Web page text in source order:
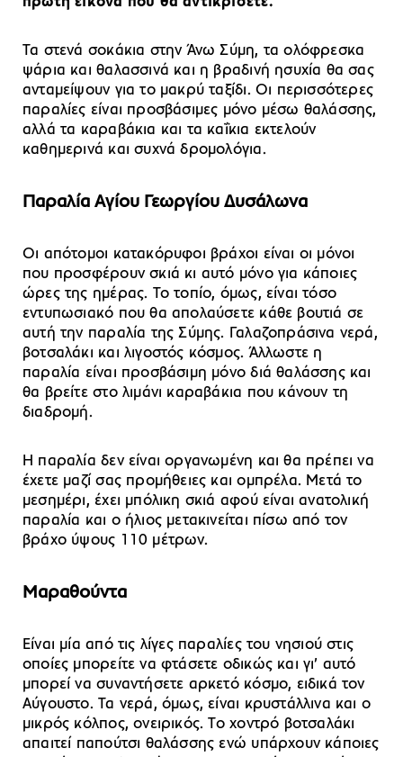
Τα στενά σοκάκια στην Άνω Σύμη, τα ολόφρεσκα
ψάρια και θαλασσινά και η βραδινή ησυχία θα σας
ανταμείψουν για το μακρύ ταξίδι. Οι περισσότερες
παραλίες είναι προσβάσιμες μόνο μέσω θαλάσσης,
αλλά τα καραβάκια και τα καΐκια εκτελούν
καθημερινά και συχνά δρομολόγια.
Παραλία Αγίου Γεωργίου Δυσάλωνα
Οι απότομοι κατακόρυφοι βράχοι είναι οι μόνοι
που προσφέρουν σκιά κι αυτό μόνο για κάποιες
ώρες της ημέρας. Το τοπίο, όμως, είναι τόσο
εντυπωσιακό που θα απολαύσετε κάθε βουτιά σε
αυτή την παραλία της Σύμης. Γαλαζοπράσινα νερά,
βοτσαλάκι και λιγοστός κόσμος. Άλλωστε η
παραλία είναι προσβάσιμη μόνο διά θαλάσσης και
θα βρείτε στο λιμάνι καραβάκια που κάνουν τη
διαδρομή.
Η παραλία δεν είναι οργανωμένη και θα πρέπει να
έχετε μαζί σας προμήθειες και ομπρέλα. Μετά το
μεσημέρι, έχει μπόλικη σκιά αφού είναι ανατολική
παραλία και ο ήλιος μετακινείται πίσω από τον
βράχο ύψους 110 μέτρων.
Μαραθούντα
Είναι μία από τις λίγες παραλίες του νησιού στις
οποίες μπορείτε να φτάσετε οδικώς και γι’ αυτό
μπορεί να συναντήσετε αρκετό κόσμο, ειδικά τον
Αύγουστο. Τα νερά, όμως, είναι κρυστάλλινα και ο
μικρός κόλπος, ονειρικός. Το χοντρό βοτσαλάκι
απαιτεί παπούτσι θαλάσσης ενώ υπάρχουν κάποιες